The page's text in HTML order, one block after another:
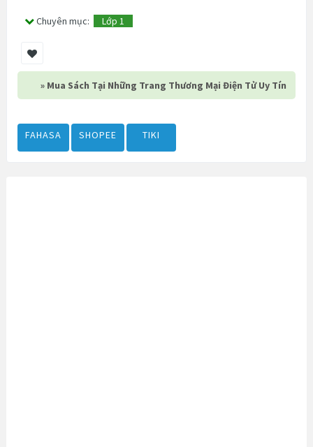
Chuyên mục: Lớp 1
» Mua Sách Tại Những Trang Thương Mại Điện Tử Uy Tín
FAHASA SHOPEE TIKI